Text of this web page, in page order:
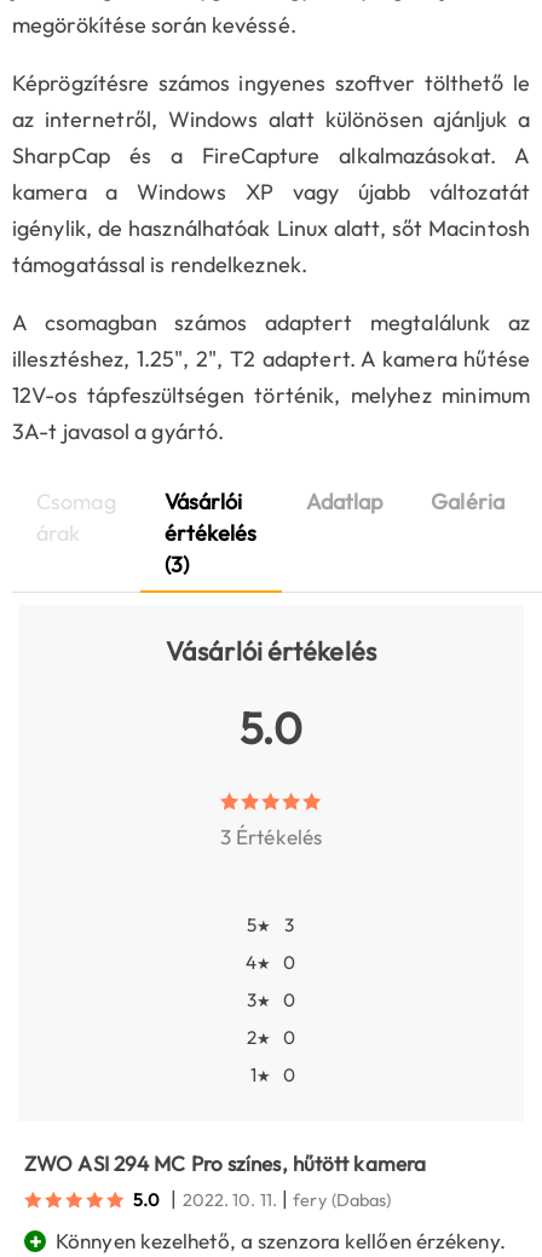
megörökítése során kevéssé.
Képrögzítésre számos ingyenes szoftver tölthető le
az internetről, Windows alatt különösen ajánljuk a
SharpCap és a FireCapture alkalmazásokat. A
kamera a Windows XP vagy újabb változatát
igénylik, de használhatóak Linux alatt, sőt Macintosh
támogatással is rendelkeznek.
A csomagban számos adaptert megtalálunk az
illesztéshez, 1.25", 2", T2 adaptert. A kamera hűtése
12V-os tápfeszültségen történik, melyhez minimum
3A-t javasol a gyártó.
Csomag
árak
Vásárlói
értékelés
(3)
Adatlap Galéria
Vásárlói értékelés
5.0
3 Értékelés
5★
3
4★
0
3★
0
2★
0
1★ 0
ZWO ASI 294 MC Pro színes, hűtött kamera
5.0 | 2022. 10. 11. |fery (Dabas)
+ Könnyen kezelhető, a szenzora kellően érzékeny.